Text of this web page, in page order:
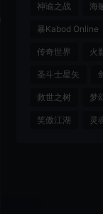
神谕之战 海
暴Kabod Online
传奇世界 火
圣斗士星矢
救世之树 梦
笑傲江湖 灵